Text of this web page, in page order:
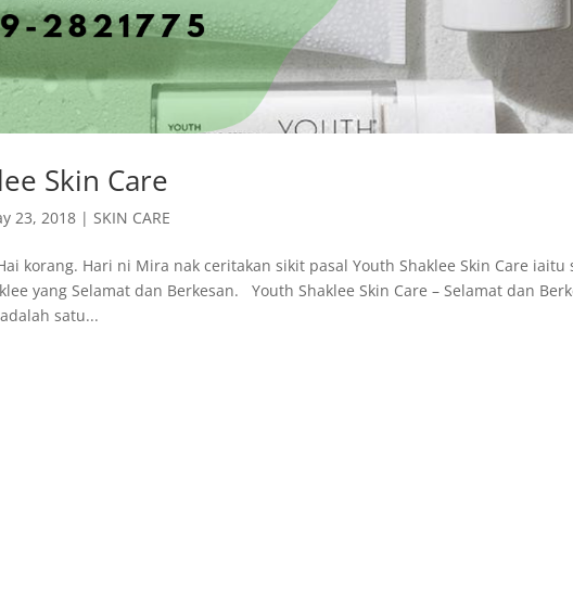
Skin Care
23, 2018 |SKIN CARE
korang. Hari ni Mira nak ceritakan sikit pasal Youth Shaklee Skin Care iaitu
yang Selamat dan Berkesan. Youth Shaklee Skin Care – Selamat dan
satu...